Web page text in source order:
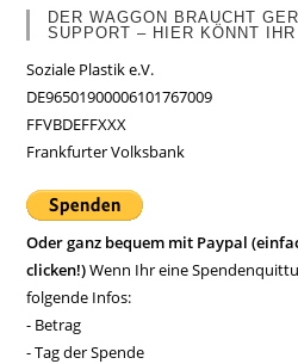
DER WAGGON BRAUCHT
SUPPORT – HIER KÖNNT
Soziale Plastik e.V.
DE96501900006101767009
FFVBDEFFXXX
Frankfurter Volksbank
Oder ganz bequem mit Paypal
clicken!)Wenn Ihr eine
folgende Infos:
- Betrag
- Tag der Spende